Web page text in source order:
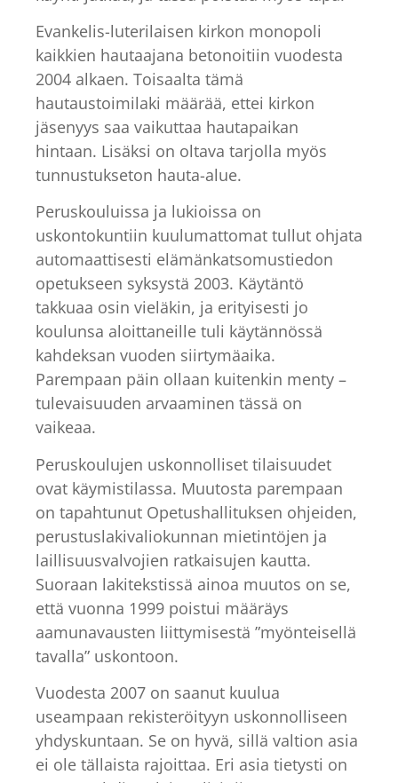
Evankelis-luterilaisen kirkon monopoli
kaikkien hautaajana betonoitiin vuodesta
2004 alkaen. Toisaalta tämä
hautaustoimilaki määrää, ettei kirkon
jäsenyys saa vaikuttaa hautapaikan
hintaan. Lisäksi on oltava tarjolla myös
tunnustukseton hauta-alue.
Peruskouluissa ja lukioissa on
uskontokuntiin kuulumattomat tullut ohjata
automaattisesti elämänkatsomustiedon
opetukseen syksystä 2003. Käytäntö
takkuaa osin vieläkin, ja erityisesti jo
koulunsa aloittaneille tuli käytännössä
kahdeksan vuoden siirtymäaika.
Parempaan päin ollaan kuitenkin menty –
tulevaisuuden arvaaminen tässä on
vaikeaa.
Peruskoulujen uskonnolliset tilaisuudet
ovat käymistilassa. Muutosta parempaan
on tapahtunut Opetushallituksen ohjeiden,
perustuslakivaliokunnan mietintöjen ja
laillisuusvalvojien ratkaisujen kautta.
Suoraan lakitekstissä ainoa muutos on se,
että vuonna 1999 poistui määräys
aamunavausten liittymisestä ”myönteisellä
tavalla” uskontoon.
Vuodesta 2007 on saanut kuulua
useampaan rekisteröityyn uskonnolliseen
yhdyskuntaan. Se on hyvä, sillä valtion asia
ei ole tällaista rajoittaa. Eri asia tietysti on